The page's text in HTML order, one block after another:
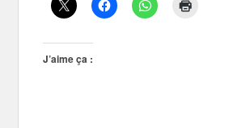
J’aime ça :